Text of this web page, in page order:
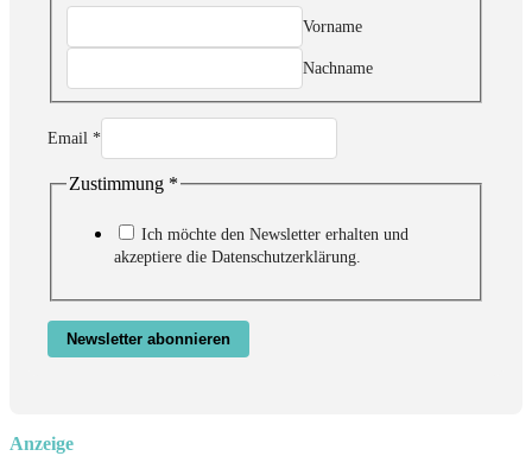
Vorname
Nachname
Email *
EmailZustimmung *
Ich möchte den Newsletter erhalten und
akzeptiere die Datenschutzerklärung.
Newsletter abonnieren
Anzeige